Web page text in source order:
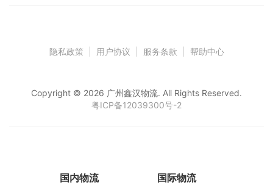
隐私政策 用户协议 服务条款 帮助中心
Copyright © 2026 广州鑫汉物流. All Rights Reserved.
粤ICP备12039300号-2
国内物流 国际物流